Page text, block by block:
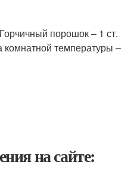
порошок – 1 ст.
температуры –
на сайте: